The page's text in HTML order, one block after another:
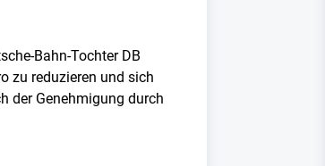
Bahn-Tochter DB
zu reduzieren und sich
der Genehmigung durch